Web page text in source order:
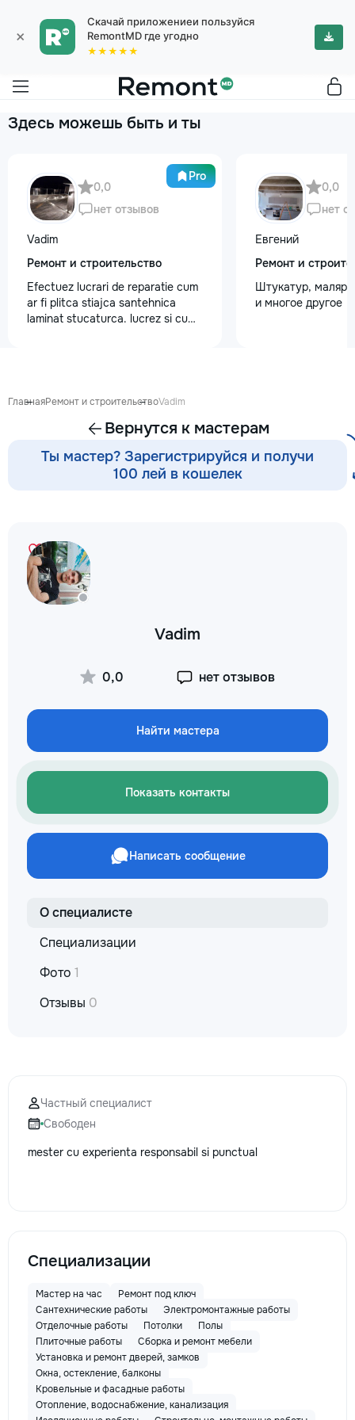
×
Скачай приложениеи пользуйся
RemontMD где угодно
★★★★★
Здесь можешь быть и ты
Pro
0,0
нет отзывов
Vadim
Ремонт и строительство
Efectuez lucrari de reparatie cum
ar fi plitca stiajca santehnica
laminat stucaturca. lucrez si cu
0,0
нет
Евгений
Ремонт и
Штукатур, маляр ,
и многое другое
ГлавнаяРемонт и строительствоVadim
Вернутся к мастерам
Ты мастер? Зарегистрируйся и получи
100 лей в кошелек
Vadim
0,0 нет отзывов
Найти мастера
Показать контакты
Написать сообщение
О специалисте
Специализации
Фото 1
Отзывы 0
Частный специалист
Свободен
mester cu experienta responsabil si punctual
Специализации
Мастер на час
Ремонт под ключ
Сантехнические работы
Электромонтажные работы
Отделочные работы
Потолки
Полы
Плиточные работы
Сборка и ремонт мебели
Установка и ремонт дверей, замков
Окна, остекление, балконы
Кровельные и фасадные работы
Отопление, водоснабжение, канализация